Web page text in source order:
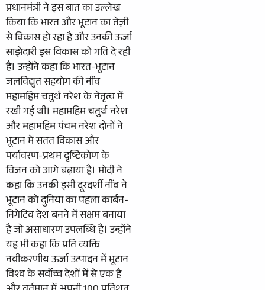
प्रधानमंत्री ने इस बात का उल्लेख
किया कि भारत और भूटान का तेज़ी
से विकास हो रहा है और उनकी ऊर्जा
साझेदारी इस विकास को गति दे रही
है। उन्होंने कहा कि भारत-भूटान
जलविद्युत सहयोग की नींव
महामहिम चतुर्थ नरेश के नेतृत्व में
रखी गई थी। महामहिम चतुर्थ नरेश
और महामहिम पंचम नरेश दोनों ने
भूटान में सतत विकास और
पर्यावरण-प्रथम दृष्टिकोण के
विजन को आगे बढ़ाया है। मोदी ने
कहा कि उनकी इसी दूरदर्शी नींव ने
भूटान को दुनिया का पहला कार्बन-
निगेटिव देश बनने में सक्षम बनाया
है जो असाधारण उपलब्धि है। उन्होंने
यह भी कहा कि प्रति व्यक्ति
नवीकरणीय ऊर्जा उत्पादन में भूटान
विश्व के सर्वोच्च देशों में से एक है